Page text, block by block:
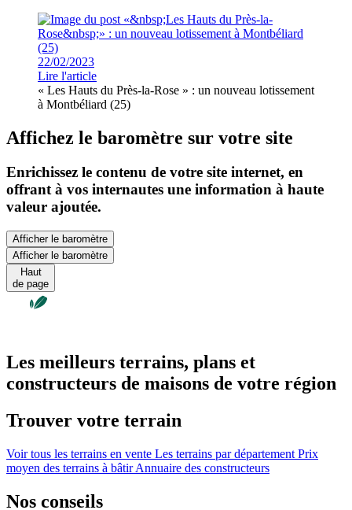
22/02/2023
Lire l'article
« Les Hauts du Près-la-Rose » : un nouveau lotissement
à Montbéliard (25)
Affichez le baromètre sur votre site
Enrichissez le contenu de votre site internet, en
offrant à vos internautes une information à haute
valeur ajoutée.
Afficher le baromètre
Afficher le baromètre
Haut
de page
Les meilleurs terrains, plans et
constructeurs de maisons de votre région
Trouver votre terrain
Voir tous les terrains en vente Les terrains par département Prix
moyen des terrains à bâtirAnnuaire des constructeurs
Nos conseils